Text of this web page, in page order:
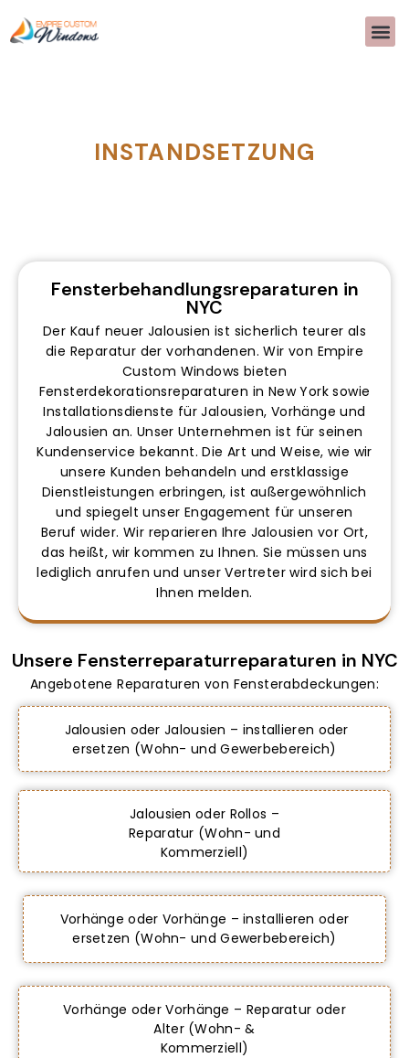
INSTANDSETZUNG
Fensterbehandlungsreparaturen in
NYC
Der Kauf neuer Jalousien ist sicherlich teurer als
die Reparatur der vorhandenen. Wir von Empire
Custom Windows bieten
Fensterdekorationsreparaturen in New York sowie
Installationsdienste für Jalousien, Vorhänge und
Jalousien an. Unser Unternehmen ist für seinen
Kundenservice bekannt. Die Art und Weise, wie wir
unsere Kunden behandeln und erstklassige
Dienstleistungen erbringen, ist außergewöhnlich
und spiegelt unser Engagement für unseren
Beruf wider. Wir reparieren Ihre Jalousien vor Ort,
das heißt, wir kommen zu Ihnen. Sie müssen uns
lediglich anrufen und unser Vertreter wird sich bei
Ihnen melden.
Unsere Fensterreparaturreparaturen in NYC
Angebotene Reparaturen von Fensterabdeckungen:
Jalousien oder Jalousien – installieren oder
ersetzen (Wohn- und Gewerbebereich)
Jalousien oder Rollos –
Reparatur (Wohn- und
Kommerziell)
Vorhänge oder Vorhänge – installieren oder
ersetzen (Wohn- und Gewerbebereich)
Vorhänge oder Vorhänge – Reparatur oder
Alter (Wohn- &
Kommerziell)